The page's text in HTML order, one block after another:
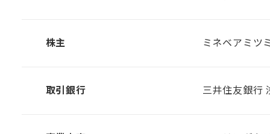
株主 ミネベアミツ
取引銀行 三井住友銀行